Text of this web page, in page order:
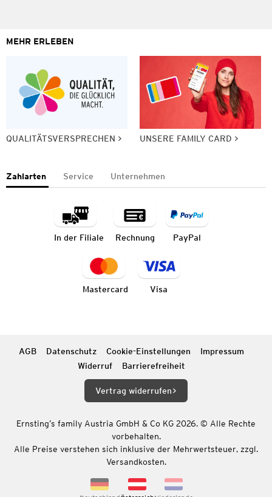
MEHR ERLEBEN
QUALITÄTSVERSPRECHEN UNSERE FAMILY CARD
Zahlarten Service Unternehmen
In der Filiale Rechnung PayPal
Mastercard Visa
AGB Datenschutz Cookie-Einstellungen
Impressum
Widerruf
Barrierefreiheit
Vertrag widerrufen
Ernsting’s family Austria GmbH & Co KG 2026. © Alle Rechte
vorbehalten.
Alle Preise verstehen sich inklusive der Mehrwertsteuer, zzgl.
Versandkosten.